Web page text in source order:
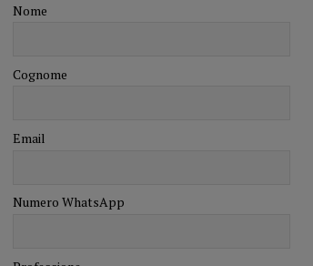
Nome
Cognome
Email
Numero WhatsApp